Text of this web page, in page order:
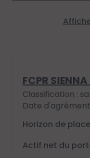
FCPR
Classification :
Date
Horizon de
Actif net du